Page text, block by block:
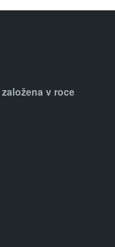
založena v roce